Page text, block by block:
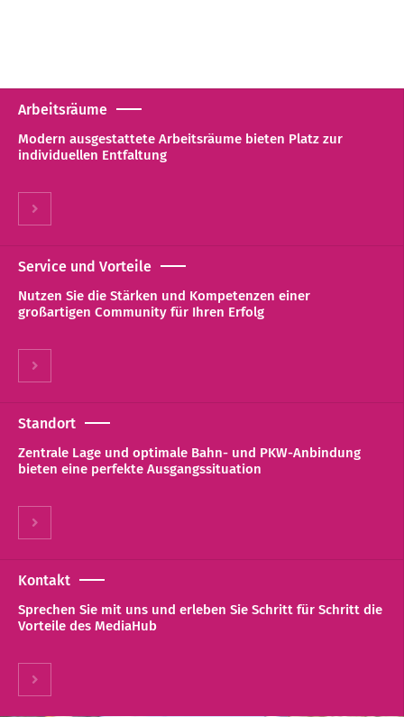
Arbeitsräume
Modern ausgestattete Arbeitsräume bieten Platz zur
individuellen Entfaltung
Service und Vorteile
Nutzen Sie die Stärken und Kompetenzen einer
großartigen Community für Ihren Erfolg
Standort
Zentrale Lage und optimale Bahn- und PKW-Anbindung
bieten eine perfekte Ausgangssituation
Kontakt
Sprechen Sie mit uns und erleben Sie Schritt für Schritt die
Vorteile des MediaHub